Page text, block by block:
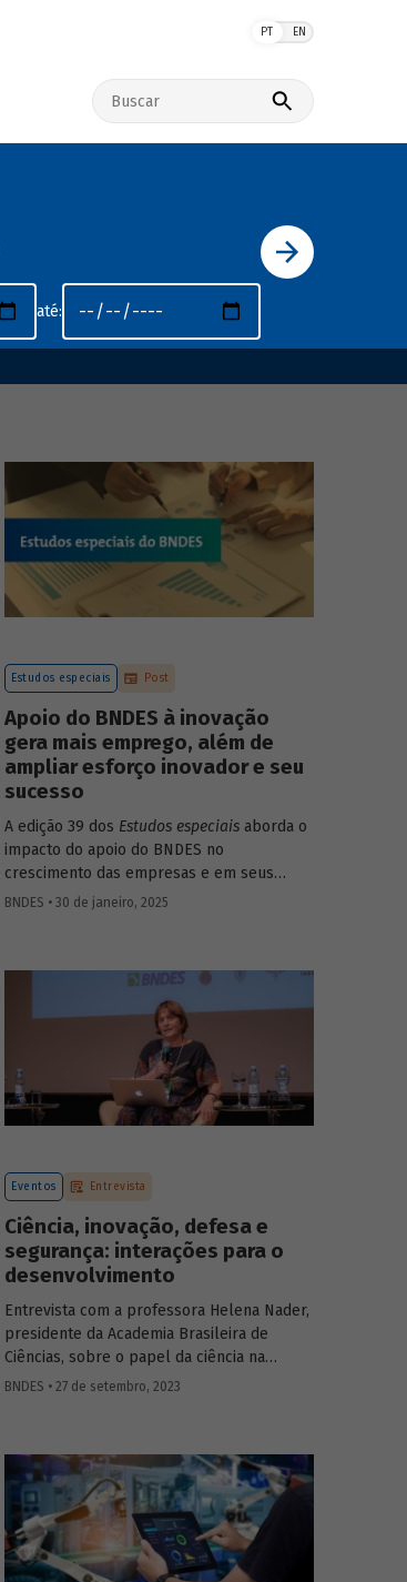
PT EN
Buscar no site
até:
Estudos especiais Post
Apoio do BNDES à inovação
gera mais emprego, além de
ampliar esforço inovador e seu
sucesso
A edição 39 dos Estudos especiais aborda o
impacto do apoio do BNDES no
crescimento das empresas e em seus
resultados de inovação, encontrando
inovações e de crescimento das empresas.
BNDES • 30 de janeiro, 2025
Eventos Entrevista
Ciência, inovação, defesa e
segurança: interações para o
desenvolvimento
Entrevista com a professora Helena Nader,
presidente da Academia Brasileira de
Ciências, sobre o papel da ciência na
construção da segurança nacional e a
BNDES • 27 de setembro, 2023